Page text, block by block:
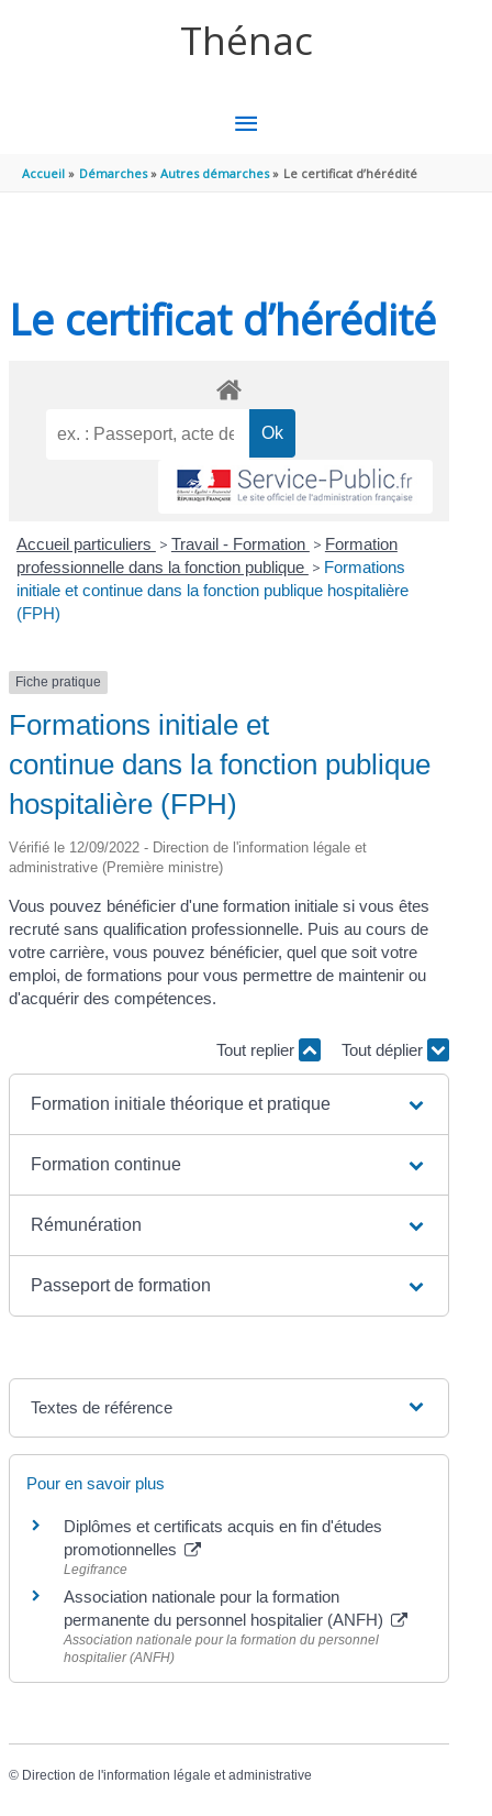
Thénac
MENU
PRINCIPAL
Accueil Démarches Autres démarches Le certificat d’hérédité
Le certificat d’hérédité
Accueil particuliers > Travail - Formation > Formation
professionnelle dans la fonction publique > Formations
initiale et continue dans la fonction publique hospitalière
(FPH)
Fiche pratique
Formations initiale et
continue dans la fonction publique
hospitalière (FPH)
Vérifié le 12/09/2022 - Direction de l'information légale et
administrative (Première ministre)
Vous pouvez bénéficier d'une formation initiale si vous êtes
recruté sans qualification professionnelle. Puis au cours de
votre carrière, vous pouvez bénéficier, quel que soit votre
emploi, de formations pour vous permettre de maintenir ou
d'acquérir des compétences.
Tout replier Tout déplier
Formation initiale théorique et pratique
Formation continue
Rémunération
Passeport de formation
Textes de référence
Pour en savoir plus
Diplômes et certificats acquis en fin d'études
promotionnelles
Legifrance
Association nationale pour la formation
permanente du personnel hospitalier (ANFH)
Association nationale pour la formation du personnel
hospitalier (ANFH)
© Direction de l'information légale et administrative